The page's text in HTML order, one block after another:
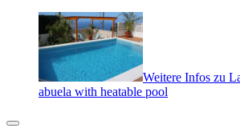
Weitere Infos zu
abuela with heatable pool